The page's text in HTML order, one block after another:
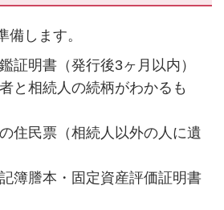
備します。
証明書（発行後3ヶ月以内）
と相続人の続柄がわかるも
住民票（相続人以外の人に遺
簿謄本・固定資産評価証明書